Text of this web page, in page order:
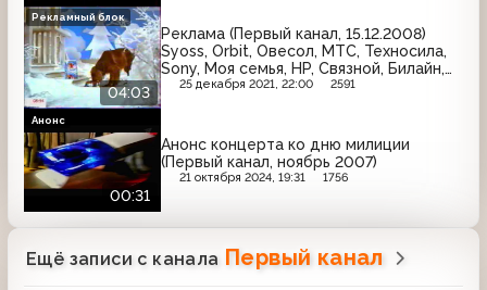
04:03
Реклама (Первый канал, 15.12.2008)
Syoss, Orbit, Овесол, МТС, Техносила,
Sony, Моя семья, HP, Связной, Билайн,
Chappi
25 декабря 2021, 22:00 2591
Рекламный блок
00:31
Анонс концерта ко дню милиции
(Первый канал, ноябрь 2007)
21 октября 2024, 19:31 1756
Анонс
Ещё записи с канала Первый канал